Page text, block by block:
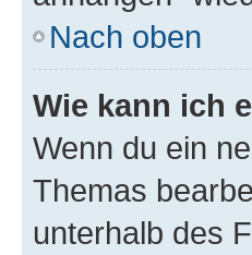
Nach oben
Wie kann ich
Wenn du ein
Themas
unterhalb des